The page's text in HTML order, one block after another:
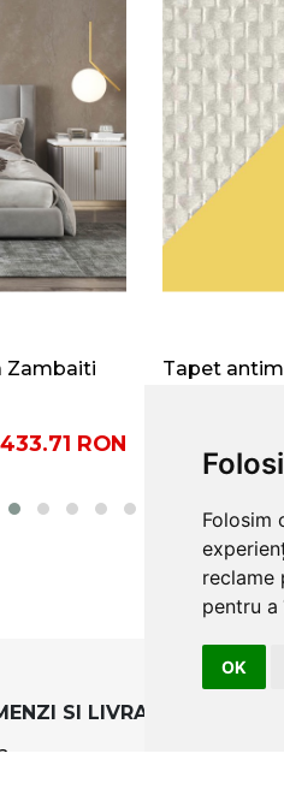
Folosim
reclame
pentru
OK
Zambaiti
433.71 RON
Tapet
SI LIVRARE